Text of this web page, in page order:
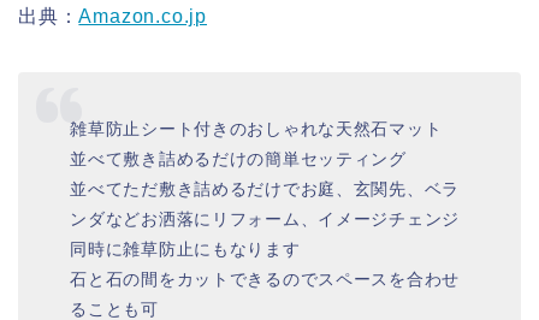
出典：Amazon.co.jp
雑草防止シート付きのおしゃれな天然石マット
並べて敷き詰めるだけの簡単セッティング
並べてただ敷き詰めるだけでお庭、玄関先、ベラ
ンダなどお洒落にリフォーム、イメージチェンジ
同時に雑草防止にもなります
石と石の間をカットできるのでスペースを合わせ
ることも可